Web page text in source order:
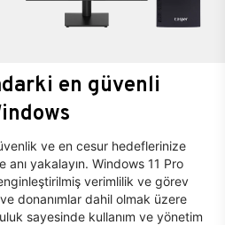
en güvenli
ve en cesur hedeflerinize
yakalayın. Windows 11 Pro
verimlilik ve görev
donanımlar dahil olmak üzere
sayesinde kullanım ve yönetim